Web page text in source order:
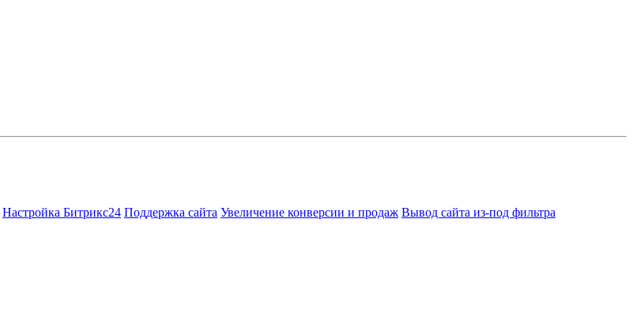
Настройка Битрикс24 Поддержка сайта Увеличение конверсии и продаж Вывод сайта из-под фильтра